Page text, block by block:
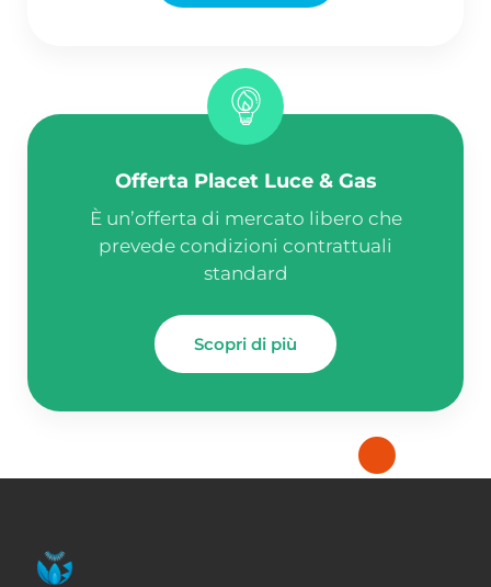
Offerta Placet Luce & Gas
È un’offerta di mercato libero che
prevede condizioni contrattuali
standard
Scopri di più